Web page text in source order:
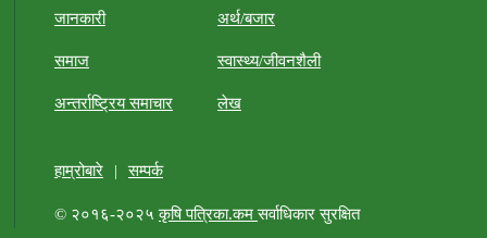
जानकारी अर्थ/बजार
समाज स्वास्थ्य/जीवनशैली
अन्तर्राष्ट्रिय समाचार लेख
हाम्रोबारे | सम्पर्क
© २०१६-२०२५कृषि पत्रिका.कमसर्वाधिकार सुरक्षित